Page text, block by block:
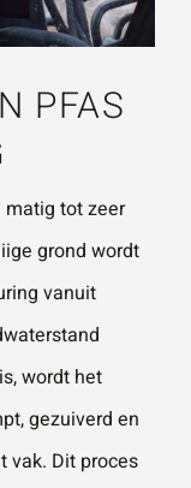
PFAS
matig tot zeer
grond wordt
vanuit
wordt het
gezuiverd en
vak. Dit proces